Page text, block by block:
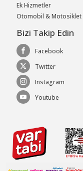
Ek Hizmetler
Otomobil & Motosiklet
Bizi Takip Edin
Facebook
Twitter
Instagram
Youtube